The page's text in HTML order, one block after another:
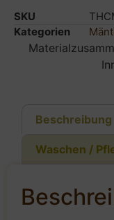
SKU
Kategorien
Beschreibung
Waschen /